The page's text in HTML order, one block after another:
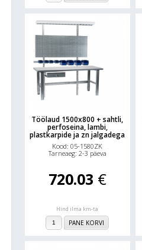
Töölaud 1500x800 + sahtli,
perfoseina, lambi,
plastkarpide ja zn jalgadega
Kood: 05-1580ZK
Tarneaeg: 2-3 päeva
720.03 €
Hind ilma km-ta
PANE KORVI